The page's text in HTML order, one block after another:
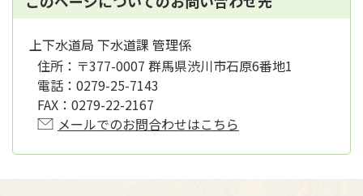
上下水道局 下水道課 管理係
住所： 〒377-0007 群馬県渋川市石原6番地1
電話： 0279-25-7143
FAX： 0279-22-2167
メールでのお問合わせはこちら